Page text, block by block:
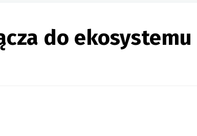
do ekosystemu